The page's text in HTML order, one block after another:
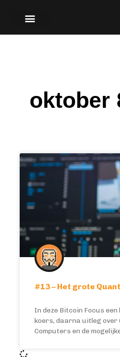
oktober
#13 – Het grote
In deze Bitcoin Focus
koers, daarna uitleg over
Computers en de